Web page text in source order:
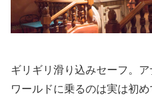
ギリギリ滑り込みセーフ。
ワールドに乗るのは実は初め